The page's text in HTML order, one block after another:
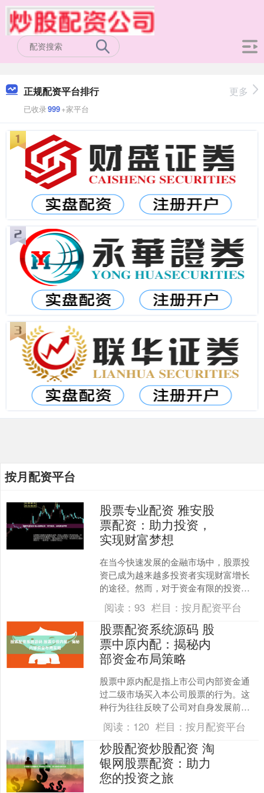
正规配资平台排行
已收录999+家平台
更多
按月配资平台
股票专业配资 雅安股
票配资：助力投资，
实现财富梦想
在当今快速发展的金融市场中，股票投
资已成为越来越多投资者实现财富增长
的途径。然而，对于资金有限的投资者
来说股票专业配资，传统的股票投资方
式往往难以满足其资金需求....
阅读：93 栏目：按月配资平台
股票配资系统源码 股
票中原内配：揭秘内
部资金布局策略
股票中原内配是指上市公司内部资金通
过二级市场买入本公司股票的行为。这
种行为往往反映了公司对自身发展前景
的信心股票配资系统源码，以及对股价
上涨的预期。 股票配资的....
阅读： 120 栏目： 按月配资平台
炒股配资炒股配资 淘
银网股票配资：助力
您的投资之旅